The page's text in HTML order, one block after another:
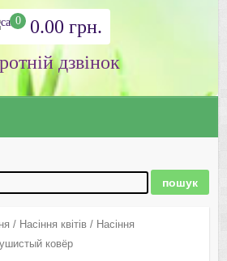
0 0.00грн.
дзвінок
/ Насіння квітів/ Насіння
ковёр